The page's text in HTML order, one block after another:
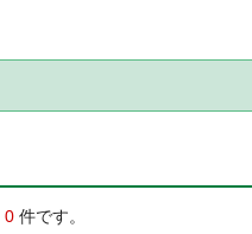
0 件です。